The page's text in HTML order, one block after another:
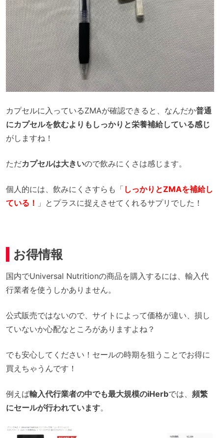
カプセルに入っているZMAが確認できると、なんだか普通
にカプセルを飲むよりもしっかりと栄養補給している感じ
がしますね！
ただカプセルは大きいので飲みにくさは感じます。
個人的には、飲みにくさすらも「 しっかりとZMAを補給し
ている！ 」とプラスに捉えさせてくれるサプリでした！
お得情報
国内でUniversal Nutritionの商品を購入するには、輸入代
行業者を使うしかありません。
公式販売ではないので、サイトによって価格が違い、損し
ていないか心配なところがありますよね？
でも安心してください！セールの時期を狙うことでお得に
買えちゃうんです！
例えば輸入代行業者の中でも最大規模のiHerbでは、 頻繁
にセールが行われています。